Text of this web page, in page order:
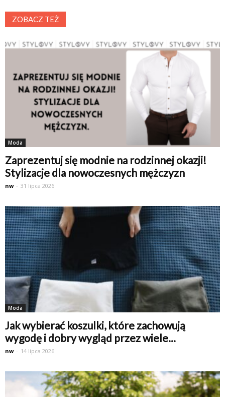
ZOBACZ TEŻ
Moda
Zaprezentuj się modnie na rodzinnej okazji!
Stylizacje dla nowoczesnych mężczyzn
nw - 31 lipca 2026
Moda
Jak wybierać koszulki, które zachowują
wygodę i dobry wygląd przez wiele...
nw - 14 lipca 2026